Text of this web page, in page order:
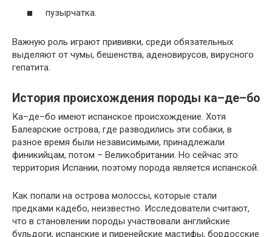
пузырчатка.
Важную роль играют прививки, среди обязательных
выделяют от чумы, бешенства, аденовирусов, вирусного
гепатита.
История происхождения породы ка–де–бо
Ка–де–бо имеют испанское происхождение. Хотя
Балеарские острова, где разводились эти собаки, в
разное время были независимыми, принадлежали
финикийцам, потом – Великобритании. Но сейчас это
территория Испании, поэтому порода является испанской.
Как попали на острова молоссы, которые стали
предками кадебо, неизвестно. Исследователи считают,
что в становлении породы участвовали английские
бульдоги, испанские и пиренейские мастифы, бордосские